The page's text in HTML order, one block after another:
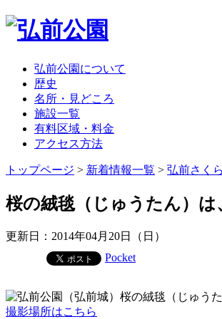
弘前公園について
歴史
名所・見どころ
施設一覧
有料区域・料金
アクセス方法
トップページ > 新着情報一覧 > 弘前さく
桜の絨毯（じゅうたん）は
更新日：2014年04月20日（日）
Pocket
撮影場所はこちら